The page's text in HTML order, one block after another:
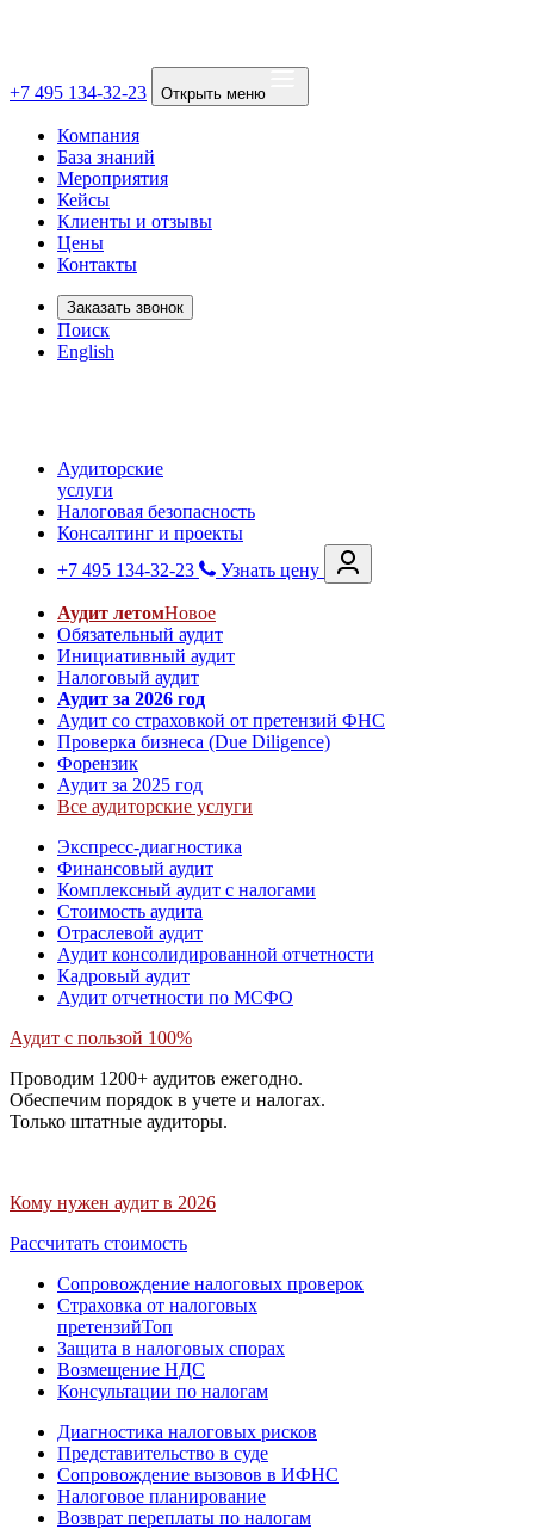
+7 495 134-32-23 Открыть меню
Компания
База знаний
Мероприятия
Кейсы
Клиенты и отзывы
Цены
Контакты
Заказать звонок
Поиск
English
Аудиторские
услуги
Налоговая безопасность
Консалтинг и проекты
+7 495 134-32-23
Узнать цену
Аудит летомНовое
Обязательный аудит
Инициативный аудит
Налоговый аудит
Аудит за 2026 год
Аудит со страховкой от претензий ФНС
Проверка бизнеса (Due Diligence)
Форензик
Аудит за 2025 год
Все аудиторские услуги
Экспресс-диагностика
Финансовый аудит
Комплексный аудит с налогами
Стоимость аудита
Отраслевой аудит
Аудит консолидированной отчетности
Кадровый аудит
Аудит отчетности по МСФО
Аудит с пользой 100%
Проводим 1200+ аудитов ежегодно.
Обеспечим порядок в учете и налогах.
Только штатные аудиторы.
Кому нужен аудит в 2026
Рассчитать стоимость
Сопровождение налоговых проверок
Страховка от налоговых
претензийТоп
Защита в налоговых спорах
Возмещение НДС
Консультации по налогам
Диагностика налоговых рисков
Представительство в суде
Сопровождение вызовов в ИФНС
Налоговое планирование
Возврат переплаты по налогам